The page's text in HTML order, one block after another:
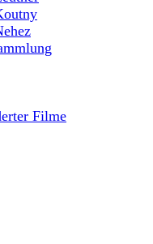
Filme